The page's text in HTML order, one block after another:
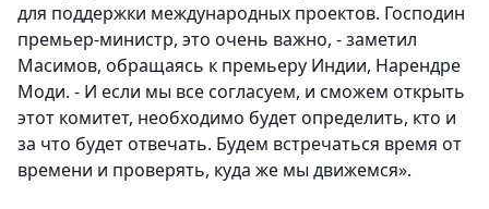
для поддержки международных проектов. Господин
премьер-министр, это очень важно, - заметил
Масимов, обращаясь к премьеру Индии, Нарендре
Моди. - И если мы все согласуем, и сможем открыть
этот комитет, необходимо будет определить, кто и
за что будет отвечать. Будем встречаться время от
времени и проверять, куда же мы движемся».